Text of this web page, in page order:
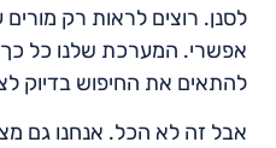
אפשרי. המערכת שלנו כל
להתאים את החיפוש בדיוק
אבל זה לא הכל. אנחנו גם